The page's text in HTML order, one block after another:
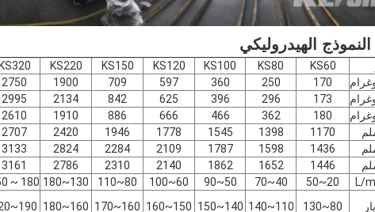
النموذج الهيدروليكي
KS60
KS80
KS100
KS120
KS150
KS220
KS320
170
250
360
597
709
1900
2750
173
296
396
625
842
2134
2995
180
362
466
666
886
1910
2610
1170
1398
1545
1778
1946
2420
2707
1436
1598
1787
2109
2284
2824
3133
1446
1652
1862
2140
2310
2786
3161
L/
20~50
40~70
50~90
60~100
80~110
130~180
180 ~ 250
بار 80~130
110~140
140~150
150~160
160~170
160~180
190~220